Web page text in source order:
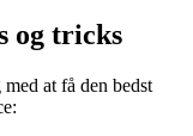
og tricks
at få den bedst